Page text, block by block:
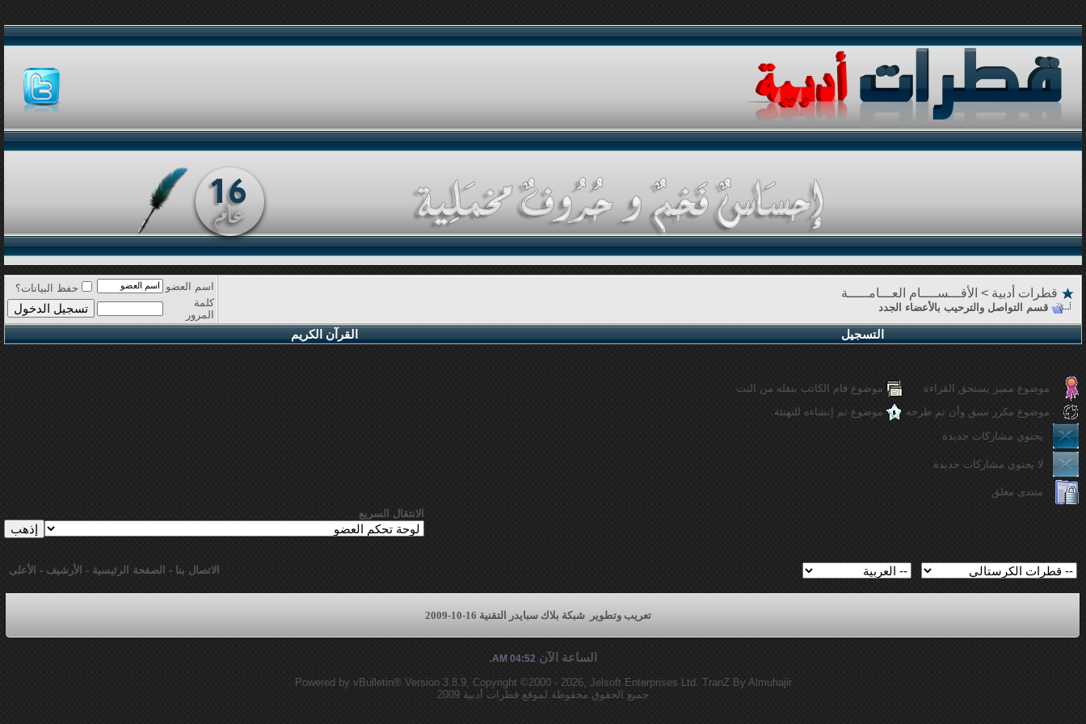
قطرات أدبية > الأقـــســــام العـــامـــــة
قسم التواصل والترحيب بالأعضاء الجدد
اسم العضو
حفظ البيانات؟
كلمة
المرور
التسجيل القرآن الكريم
موضوع مميز يستحق القراءة
موضوع قام الكاتب بنقله من النت
موضوع مكرر سبق وأن تم طرحه
موضوع تم إنشاءه للتهنئة.
يحتوي مشاركات جديدة
لا يحتوي مشاركات جديدة
منتدى مغلق
الانتقال السريع
الاتصال بنا - الصفحة الرئيسية - الأرشيف - الأعلى
تعريب وتطوير شبكة بلاك سبايدر التقنية 16-10-2009
الساعة الآن 04:52 AM
.
Powered by vBulletin® Version 3.8.9, Copyright ©2000 - 2026, Jelsoft Enterprises Ltd. TranZ By Almuhajir
جميع الحقوق محفوظة لموقع قطرات أدبية 2009